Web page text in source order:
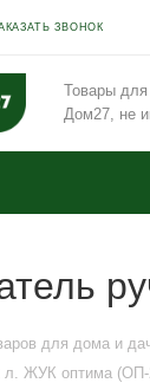
ЗВОНОК
Товары
Дом27, не
для дома и
л. ЖУК оптима (ОП-